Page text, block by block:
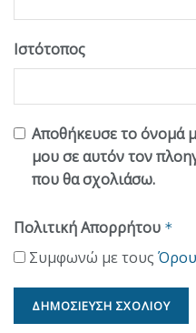
Ιστότοπος
Αποθήκευσε το όνομά
μου σε αυτόν τον
που θα σχολιάσω.
Πολιτική Απορρήτου *
Συμφωνώ με τους